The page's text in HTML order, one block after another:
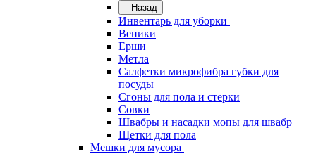
Назад
Инвентарь для уборки
Веники
Ерши
Метла
Салфетки микрофибра губки для
посуды
Сгоны для пола и стерки
Совки
Швабры и насадки мопы для швабр
Щетки для пола
Мешки для мусора